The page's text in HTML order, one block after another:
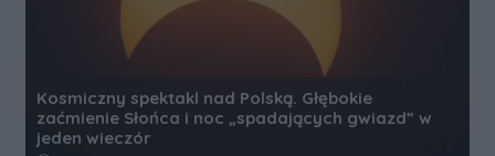
Kosmiczny spektakl nad Polską. Głębokie
zaćmienie Słońca i noc „spadających gwiazd” w
jeden wieczór